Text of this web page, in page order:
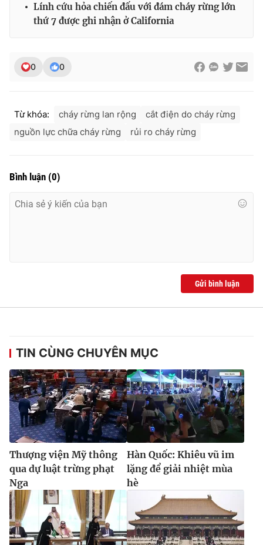
Lính cứu hỏa chiến đấu với đám cháy rừng lớn
thứ 7 được ghi nhận ở California
0 0
Từ khóa: cháy rừng lan rộng
cắt điện do cháy rừng
nguồn lực chữa cháy rừng
rủi ro cháy rừng
Bình luận (0)
Gửi bình luận
TIN CÙNG CHUYÊN MỤC
Thượng viện Mỹ thông
qua dự luật trừng phạt
Nga
Hàn Quốc: Khiêu vũ im
lặng để giải nhiệt mùa
hè